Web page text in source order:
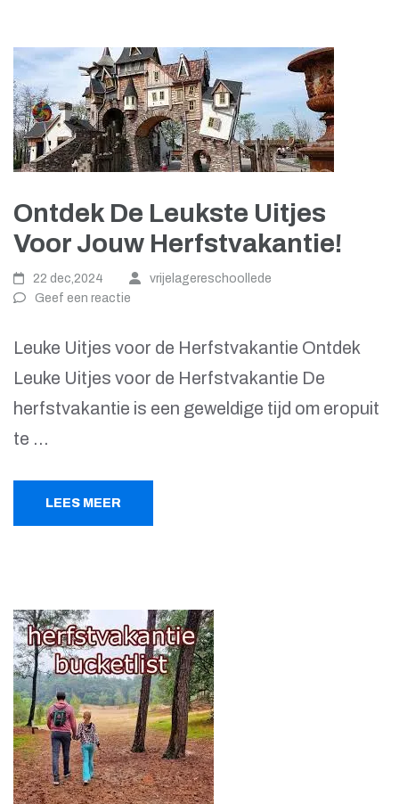
Ontdek De Leukste Uitjes
Voor Jouw Herfstvakantie!
22 dec,2024
vrijelagereschoollede
Geef een reactie
Leuke Uitjes voor de Herfstvakantie Ontdek
Leuke Uitjes voor de Herfstvakantie De
herfstvakantie is een geweldige tijd om eropuit
te …
LEES MEER